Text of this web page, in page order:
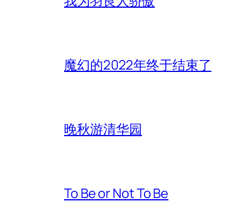
魔幻的2022年终于结束了
晚秋游清华园
To Be or Not To Be